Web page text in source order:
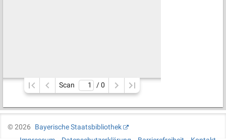
Scan / 0
©2026
Bayerische Staatsbibliothek